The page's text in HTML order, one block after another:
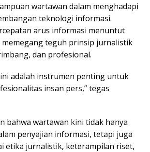
wartawan dalam menghadapi
teknologi informasi.
arus informasi menuntut
teguh prinsip jurnalistik
dan profesional.
adalah instrumen penting untuk
insan pers,” tegas
bahwa wartawan kini tidak hanya
penyajian informasi, tetapi juga
etika jurnalistik, keterampilan riset,